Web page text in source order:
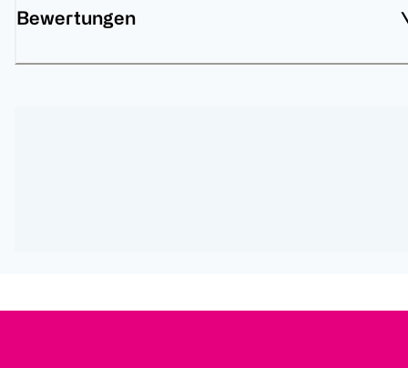
Bewertungen